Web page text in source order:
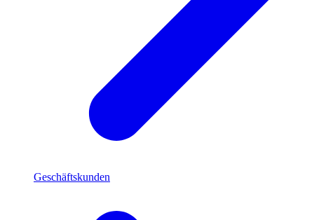
Geschäftskunden